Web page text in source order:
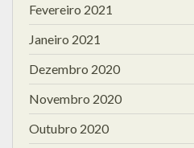
Fevereiro 2021
Janeiro 2021
Dezembro 2020
Novembro 2020
Outubro 2020